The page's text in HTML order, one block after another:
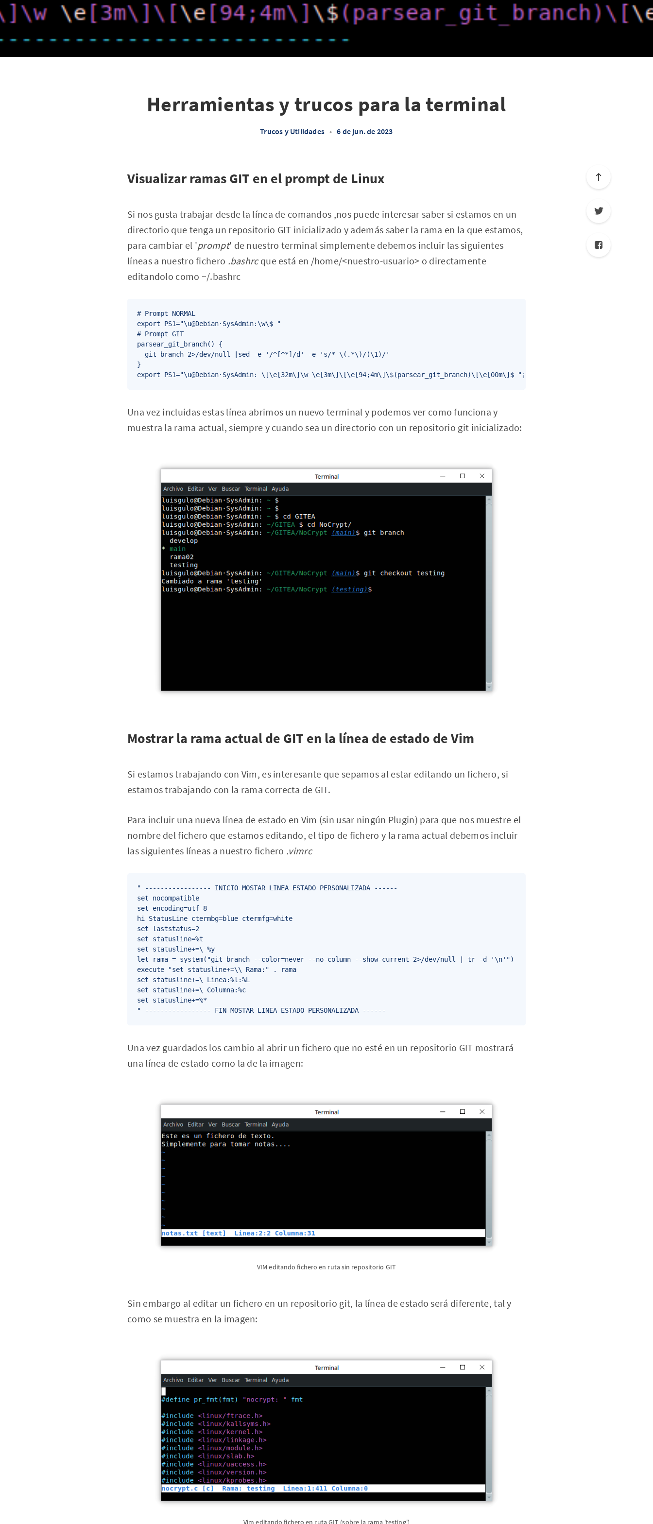
Herramientas y trucos para la terminal
Trucos y Utilidades • 6 de jun. de 2023
Visualizar ramas GIT en el prompt de Linux
Si nos gusta trabajar desde la línea de comandos ,nos puede interesar saber si estamos en un
directorio que tenga un repositorio GIT inicializado y además saber la rama en la que estamos,
para cambiar el 'prompt' de nuestro terminal simplemente debemos incluir las siguientes
líneas a nuestro fichero .bashrcque está en /home/<nuestro-usuario> o directamente
editandolo como ~/.bashrc
# Prompt NORMAL
export PS1="\u@Debian·SysAdmin:\w\$ "
# Prompt GIT
parsear_git_branch() {
  git branch 2>/dev/null |sed -e '/^[^*]/d' -e 's/* \(.*\)/(\1)/'
}
export PS1="\u@Debian·SysAdmin: \[\e[32m\]\w \e[3m\]\[\e[94;4m\]\$(parsear_git_branch)\[\e[00m\]$ "¡
Una vez incluidas estas línea abrimos un nuevo terminal y podemos ver como funciona y
muestra la rama actual, siempre y cuando sea un directorio con un repositorio git inicializado:
Mostrar la rama actual de GIT en la línea de estado de Vim
Si estamos trabajando con Vim, es interesante que sepamos al estar editando un fichero, si
estamos trabajando con la rama correcta de GIT.
Para incluir una nueva línea de estado en Vim (sin usar ningún Plugin) para que nos muestre el
nombre del fichero que estamos editando, el tipo de fichero y la rama actual debemos incluir
las siguientes líneas a nuestro fichero .vimrc
" ----------------- INICIO MOSTAR LINEA ESTADO PERSONALIZADA ------
set nocompatible
set encoding=utf-8
hi StatusLine ctermbg=blue ctermfg=white
set laststatus=2
set statusline=%t
set statusline+=\ %y
let rama = system("git branch --color=never --no-column --show-current 2>/dev/null | tr -d '\n'")
execute "set statusline+=\\ Rama:" . rama
set statusline+=\ Linea:%l:%L
set statusline+=\ Columna:%c
set statusline+=%*
" ----------------- FIN MOSTAR LINEA ESTADO PERSONALIZADA ------
Una vez guardados los cambio al abrir un fichero que no esté en un repositorio GIT mostrará
una línea de estado como la de la imagen:
VIM editando fichero en ruta sin repositorio GIT
Sin embargo al editar un fichero en un repositorio git, la línea de estado será diferente, tal y
como se muestra en la imagen:
Vim editando fichero en ruta GIT (sobre la rama 'testing')